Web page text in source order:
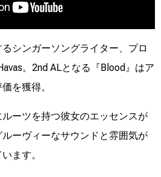
シンガーソングライター、プロ
。2nd ALとなる『Blood』はア
を獲得。
ーツを持つ彼女のエッセンスが
ーヴィーなサウンドと雰囲気が
ます。